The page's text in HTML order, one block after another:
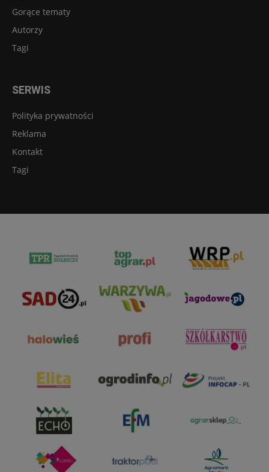
Gorące tematy
Autorzy
Tagi
SERWIS
Polityka prywatności
Reklama
Kontakt
Tagi